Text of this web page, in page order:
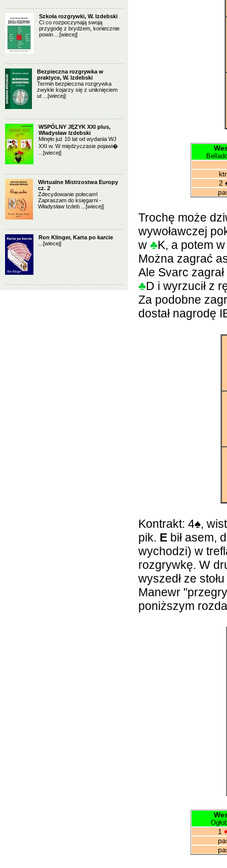
Szkoła rozgrywki, W. Izdebski
Ci co rozpoczynają swoją
przygodę z brydżem, koniecznie
powin ... [wiecej]
Bezpieczna rozgrywka w
praktyce, W. Izdebski
Termin bezpieczna rozgrywka
zwykle kojarzy się z uniknięciem
ut ... [wiecej]
WSPÓLNY JĘZYK XXI plus,
Władysław Izdebski
Minęło już 10 lat od wydania WJ
XXI w. W międzyczasie pojawi�
[wiecej]
Wirtualne Mistrzostwa Europy
cz. 2
Zdecydowanie polecam!
Zapraszam do księgarni -
Władysław Izdeb ... [wiecej]
Ron Klinger, Karta po karcie
[wiecej]
2
Trochę może
wywoławczej
w ♣K, a potem
Można zagrać
Ale Svarc
♣D i wyrzucił z
Za podobne
dostał nagrodę
Kontrakt: 4♠,
pik. E bił asem,
wychodzi) w
rozgrywkę. W
wyszedł ze
Manewr
poniższym
1 ♦